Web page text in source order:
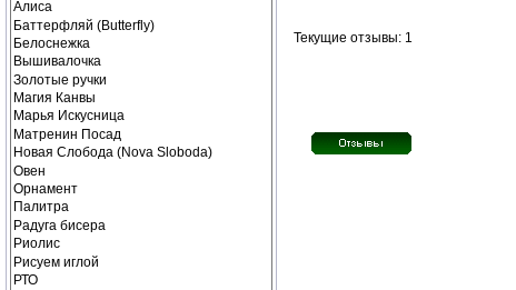
Текущие отзывы: 1